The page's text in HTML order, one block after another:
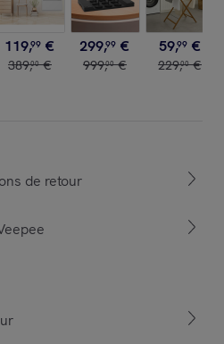
119,99 €
389,00 €
299,99 €
999,00 €
59,99 €
229,00 €
de retour